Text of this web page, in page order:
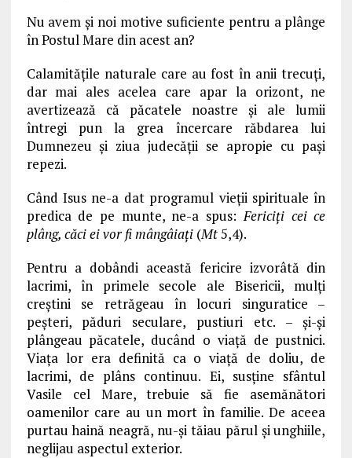
Nu avem şi noi motive suficiente pentru a plânge
în Postul Mare din acest an?
Calamităţile naturale care au fost în anii trecuți,
dar mai ales acelea care apar la orizont, ne
avertizează că păcatele noastre şi ale lumii
întregi pun la grea încercare răbdarea lui
Dumnezeu şi ziua judecăţii se apropie cu paşi
repezi.
Când Isus ne-a dat programul vieţii spirituale în
predica de pe munte, ne-a spus:Fericiţi cei ce
plâng, căci ei vor fi mângâiaţi(Mt5,4).
Pentru a dobândi această fericire izvorâtă din
lacrimi, în primele secole ale Bisericii, mulţi
creştini se retrăgeau în locuri singuratice –
peşteri, păduri seculare, pustiuri etc. – şi-şi
plângeau păcatele, ducând o viaţă de pustnici.
Viaţa lor era definită ca o viaţă de doliu, de
lacrimi, de plâns continuu. Ei, susţine sfântul
Vasile cel Mare, trebuie să fie asemănători
oamenilor care au un mort în familie. De aceea
purtau haină neagră, nu-şi tăiau părul şi unghiile,
neglijau aspectul exterior.